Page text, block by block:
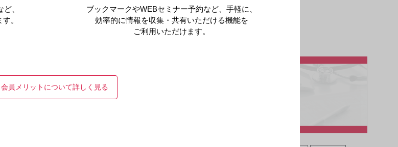
、
。
ブックマークやWEBセミナー予約など、手軽に、
効率的に情報を収集・共有いただける機能を
ご利用いただけます。
会員メリットについて詳しく見る